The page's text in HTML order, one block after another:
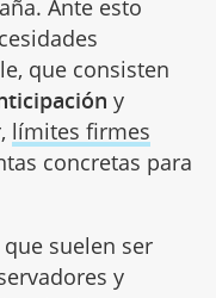
Ante esto
que consisten
y
límites firmes
concretas para
suelen ser
y